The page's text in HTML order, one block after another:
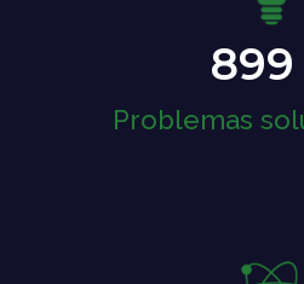
899
Problemas